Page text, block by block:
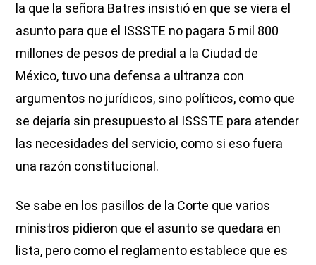
la que la señora Batres insistió en que se viera el
asunto para que el ISSSTE no pagara 5 mil 800
millones de pesos de predial a la Ciudad de
México, tuvo una defensa a ultranza con
argumentos no jurídicos, sino políticos, como que
se dejaría sin presupuesto al ISSSTE para atender
las necesidades del servicio, como si eso fuera
una razón constitucional.
Se sabe en los pasillos de la Corte que varios
ministros pidieron que el asunto se quedara en
lista, pero como el reglamento establece que es